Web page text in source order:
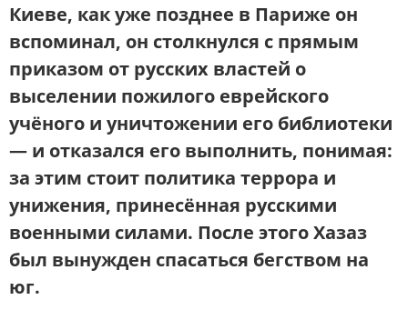
Киеве, как уже позднее в Париже он
вспоминал, он столкнулся с прямым
приказом от русских властей о
выселении пожилого еврейского
учёного и уничтожении его библиотеки
— и отказался его выполнить, понимая:
за этим стоит политика террора и
унижения, принесённая русскими
военными силами. После этого Хазаз
был вынужден спасаться бегством на
юг.